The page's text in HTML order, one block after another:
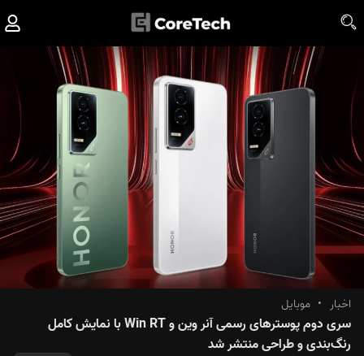
اخبار • موبایل
سری دوم پوسترهای رسمی آنر وین و Win RT با نمایش کامل
رنگ‌بندی و طراحی منتشر شد